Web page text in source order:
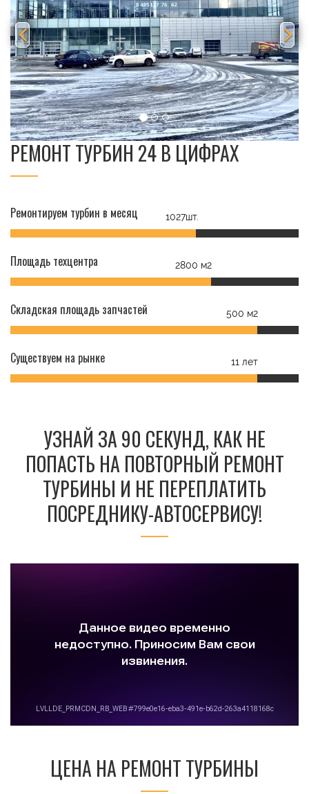
РЕМОНТ ТУРБИН 24 В ЦИФРАХ
Ремонтируем турбин в месяц 1027шт.
Площадь техцентра 2800 м2
Складская площадь запчастей 500 м2
Существуем на рынке 11 лет
УЗНАЙ ЗА 90 СЕКУНД, КАК НЕ
ПОПАСТЬ НА ПОВТОРНЫЙ РЕМОНТ
ТУРБИНЫ И НЕ ПЕРЕПЛАТИТЬ
ПОСРЕДНИКУ-АВТОСЕРВИСУ!
ЦЕНА НА РЕМОНТ ТУРБИНЫ